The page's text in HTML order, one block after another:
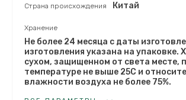
Страна происхождения Китай
Хранение
Не более 24 месяца с даты
изготовления указана на упаковке.
сухом, защищенном от света месте,
температуре не выше 25С и
влажности воздуха не более 75%.